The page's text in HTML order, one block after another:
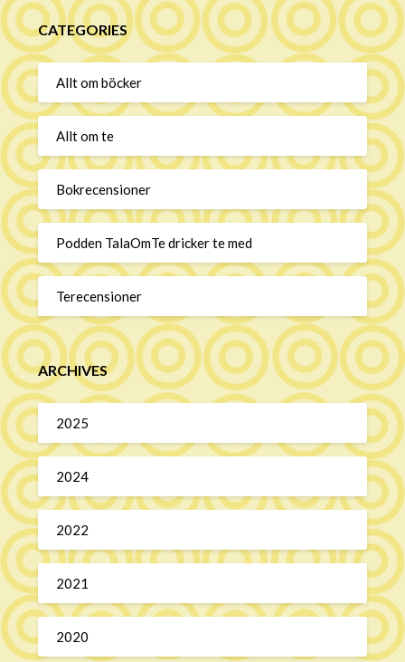
CATEGORIES
Allt om böcker
Allt om te
Bokrecensioner
Podden TalaOmTe dricker te med
Terecensioner
ARCHIVES
2025
2024
2022
2021
2020